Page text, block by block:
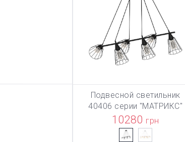
В КОРЗИНУ
Подвесной светильник
40406 серии "МАТРИКС"
10280 грн